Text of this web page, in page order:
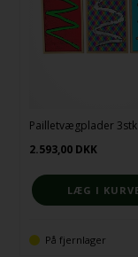
Pailletvægplader 3stk
2.593,00 DKK
På fjernlager